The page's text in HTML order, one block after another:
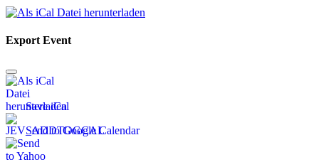
Export Event
Save iCal
Send to Google Calendar